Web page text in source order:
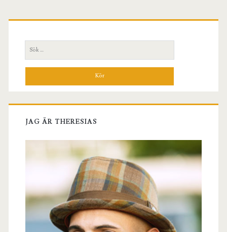
Primär
sidopanel
Sök
efter:
JAG ÄR THERESIAS